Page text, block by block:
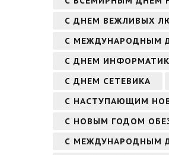
С ДНЕМ ВЕЖЛИВЫХ
С МЕЖДУНАРОДНЫМ
С ДНЕМ
С ДНЕМ СЕТЕВИКА
С НАСТУПАЮЩИМ
С НОВЫМ ГОДОМ
С МЕЖДУНАРОДНЫМ